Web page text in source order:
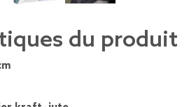
du produit